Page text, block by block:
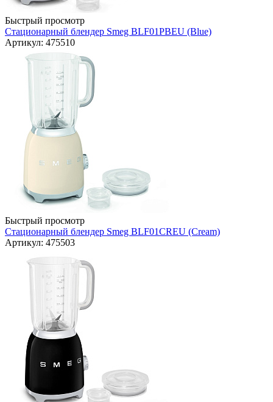
Быстрый просмотр
Стационарный блендер Smeg BLF01PBEU (Blue)
Артикул: 475510
Быстрый просмотр
Стационарный блендер Smeg BLF01CREU (Cream)
Артикул: 475503